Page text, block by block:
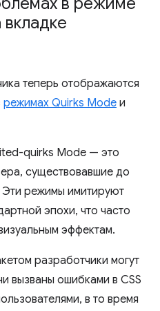
теперь отображаются
режимах Quirks Mode и
quirks Mode — это
существовавшие до
Эти режимы имитируют
эпохи, что часто
эффектам.
разработчики могут
вызваны ошибками в CSS
в то время